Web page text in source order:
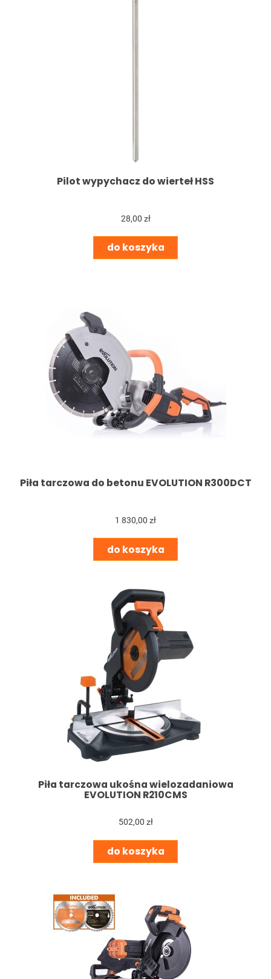
Pilot wypychacz do wierteł HSS
28,00 zł
do koszyka
Piła tarczowa do betonu EVOLUTION R300DCT
1 830,00 zł
do koszyka
Piła tarczowa ukośna wielozadaniowa
EVOLUTION R210CMS
502,00 zł
do koszyka